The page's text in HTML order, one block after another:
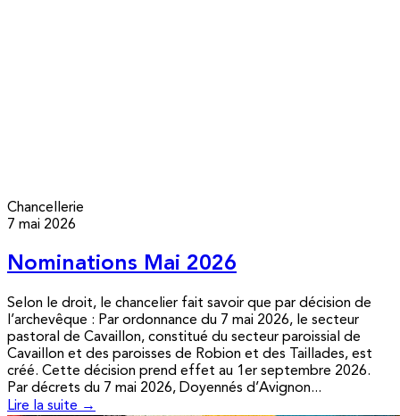
Chancellerie
7 mai 2026
Nominations Mai 2026
Selon le droit, le chancelier fait savoir que par décision de
l’archevêque : Par ordonnance du 7 mai 2026, le secteur
pastoral de Cavaillon, constitué du secteur paroissial de
Cavaillon et des paroisses de Robion et des Taillades, est
créé. Cette décision prend effet au 1er septembre 2026.
Par décrets du 7 mai 2026, Doyennés d’Avignon...
Lire la suite →